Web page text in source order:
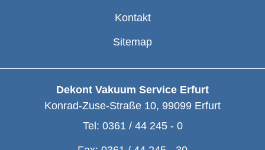
Kontakt
Sitemap
Dekont Vakuum Service Erfurt
Konrad-Zuse-Straße 10, 99099 Erfurt
Tel: 0361 / 44 245 - 0